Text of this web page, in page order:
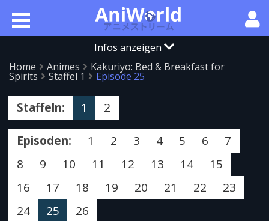
Infos anzeigen
Home
Animes Kakuriyo: Bed & Breakfast for
Spirits Staffel 1 Episode 25
Staffeln: 1 2
Episoden: 1 2 3 4 5 6
7
8
9 10 11 12 13 14
15
16
17 18 19 20 21 22
23
24
25 26